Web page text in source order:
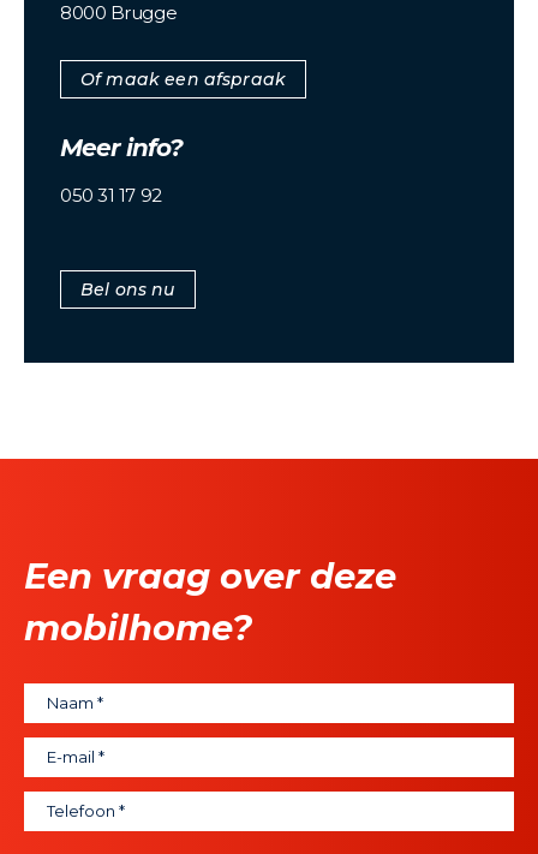
8000 Brugge
Of maak een afspraak
Meer info?
050 31 17 92
Bel ons nu
Een vraag over deze
mobilhome?